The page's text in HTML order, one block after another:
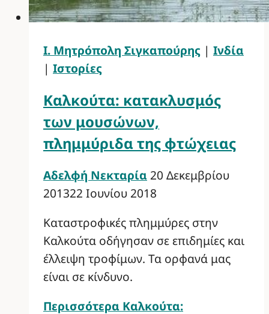
Ι. Μητρόπολη Σιγκαπούρης | Ινδία
| Ιστορίες
Καλκούτα: κατακλυσμός
των μουσώνων,
πλημμύριδα της φτώχειας
Αδελφή Νεκταρία 20 Δεκεμβρίου
201322 Ιουνίου 2018
Καταστροφικές πλημμύρες στην
Καλκούτα οδήγησαν σε επιδημίες και
έλλειψη τροφίμων. Τα ορφανά μας
είναι σε κίνδυνο.
Περισσότερα Καλκούτα: